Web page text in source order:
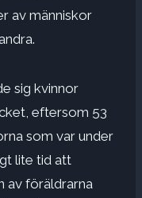
av människor
sig kvinnor
eftersom 53
som var under
lite tid att
av föräldrarna